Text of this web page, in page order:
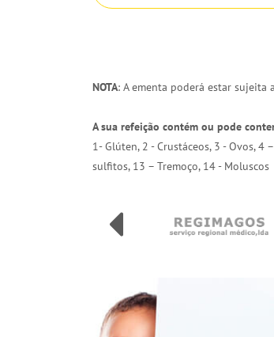
NOTA: A ementa poderá estar sujeita
A sua refeição contém ou pode
1- Glúten, 2 - Crustáceos, 3 - Ovos,
sulfitos, 13 – Tremoço, 14 - Moluscos